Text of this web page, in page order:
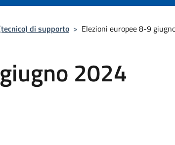
di supporto > Elezioni europee 8-9
2024